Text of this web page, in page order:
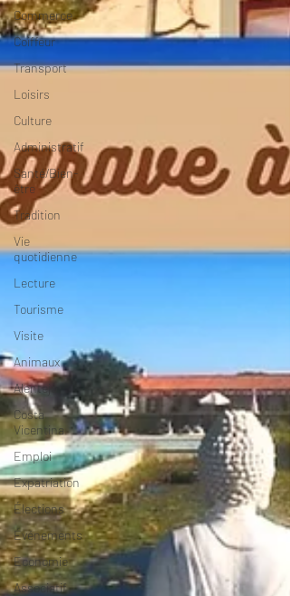
Commerce
Coiffeur
Transport
Loisirs
Culture
Administratif
Santé/Bien-
être
Tradition
Vie
quotidienne
Lecture
Tourisme
Visite
Animaux
Alentejo
Costa
Vicentina
Emploi
Expatriation
Élections
Événements
Economie
Associatif